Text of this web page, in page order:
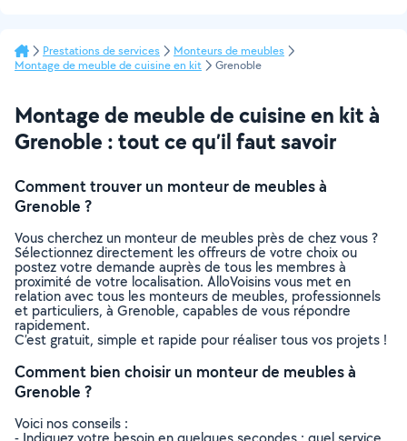
Prestations de services
Monteurs de meubles
Montage de meuble de cuisine en kit
Grenoble
Montage de meuble de cuisine en kit à
Grenoble : tout ce qu’il faut savoir
Comment trouver un monteur de meubles à
Grenoble ?
Vous cherchez un monteur de meubles près de chez vous ?
Sélectionnez directement les offreurs de votre choix ou
postez votre demande auprès de tous les membres à
proximité de votre localisation. AlloVoisins vous met en
relation avec tous les monteurs de meubles, professionnels
et particuliers, à Grenoble, capables de vous répondre
rapidement.
C’est gratuit, simple et rapide pour réaliser tous vos projets !
Comment bien choisir un monteur de meubles à
Grenoble ?
Voici nos conseils :